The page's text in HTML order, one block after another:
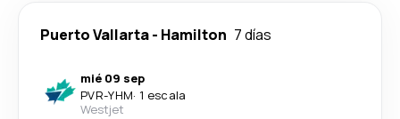
Puerto Vallarta- Hamilton 7 días
mié 09 sep
PVR-YHM· 1 escala
Westjet